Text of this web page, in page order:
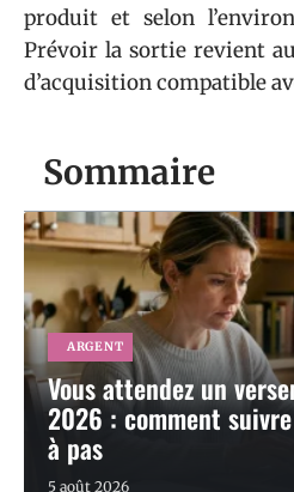
Sommaire
ARGENT
Vous attendez un
2026 : comment
à pas
5 août 2026
produit et selon
Prévoir la sortie revient
d’acquisition compatible